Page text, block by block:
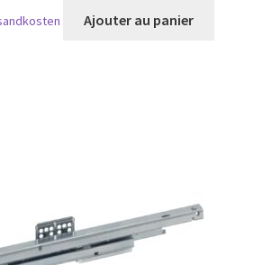
Ajouter au panier